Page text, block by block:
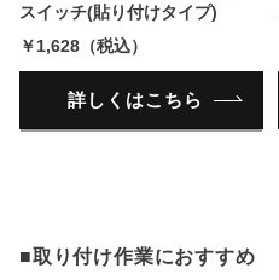
スイッチ(貼り付けタイプ)
￥1,628（税込）
詳しくはこちら
■取り付け作業におすすめ